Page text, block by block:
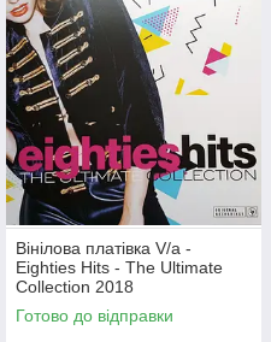
Вінілова платівка V/a -
Eighties Hits - The Ultimate
Collection 2018
(0190758737713) Sony
Music/EU Mint
Готово до відправки